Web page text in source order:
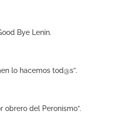
Bye Lenin.
lo hacemos tod@s”.
obrero del Peronismo”.